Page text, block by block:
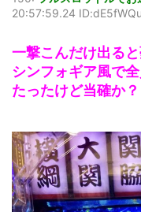
20:57:59.24
一撃こんだけ出る
シンフォギア風で
たったけど当確か？